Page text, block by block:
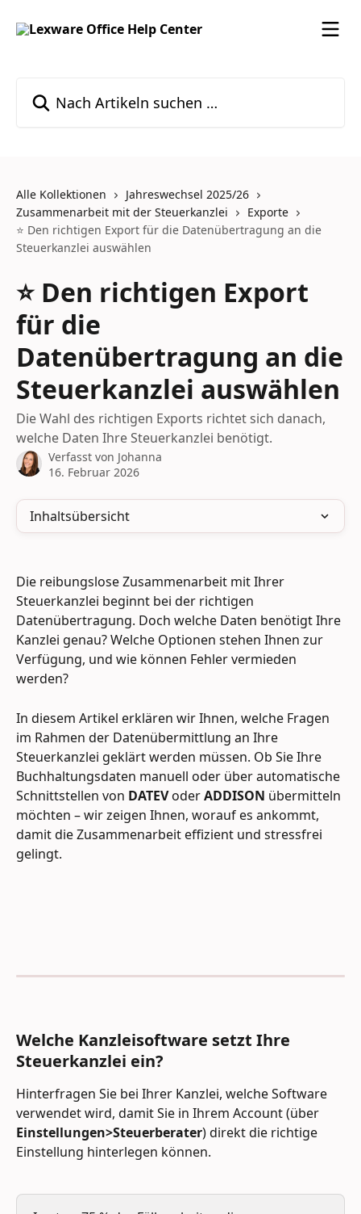
Alle Kollektionen
Jahreswechsel 2025/26
Zusammenarbeit mit der Steuerkanzlei
Exporte
⭐ Den richtigen Export für die Datenübertragung an die
Steuerkanzlei auswählen
⭐ Den richtigen Export
für die
Datenübertragung an die
Steuerkanzlei auswählen
Die Wahl des richtigen Exports richtet sich danach,
welche Daten Ihre Steuerkanzlei benötigt.
Verfasst von Johanna
16. Februar 2026
Inhaltsübersicht
Die reibungslose Zusammenarbeit mit Ihrer
Steuerkanzlei beginnt bei der richtigen
Datenübertragung. Doch welche Daten benötigt Ihre
Kanzlei genau? Welche Optionen stehen Ihnen zur
Verfügung, und wie können Fehler vermieden
werden?
In diesem Artikel erklären wir Ihnen, welche Fragen
im Rahmen der Datenübermittlung an Ihre
Steuerkanzlei geklärt werden müssen. Ob Sie Ihre
Buchhaltungsdaten manuell oder über automatische
Schnittstellen von DATEV oder ADDISON übermitteln
möchten – wir zeigen Ihnen, worauf es ankommt,
damit die Zusammenarbeit effizient und stressfrei
gelingt.
Welche Kanzleisoftware setzt Ihre
Steuerkanzlei ein?
Hinterfragen Sie bei Ihrer Kanzlei, welche Software
verwendet wird, damit Sie in Ihrem Account (über
Einstellungen>Steuerberater) direkt die richtige
Einstellung hinterlegen können.